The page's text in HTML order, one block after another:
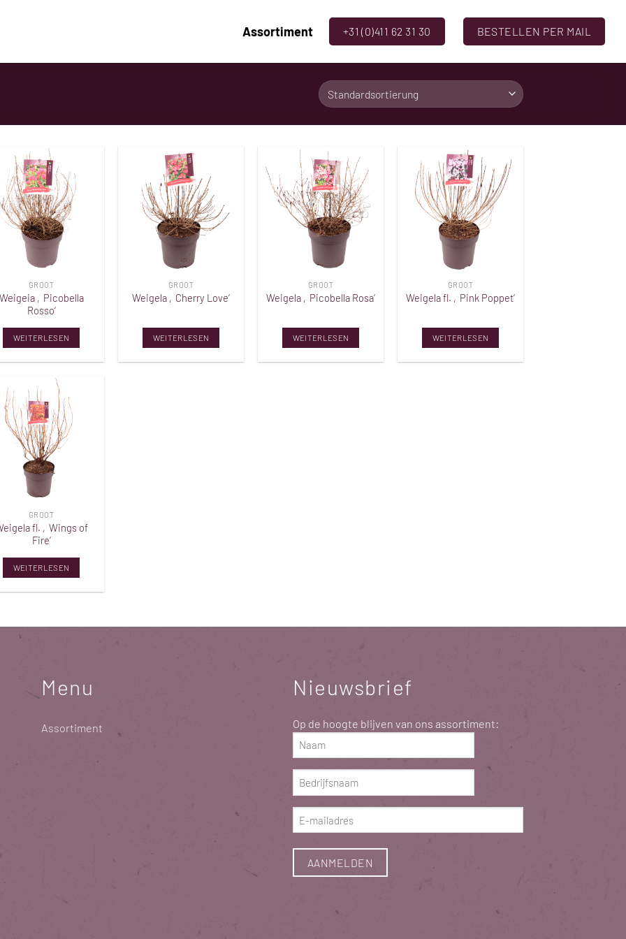
Assortiment +31 (0)411 62 31 30 BESTELLEN PER MAIL
Toevoegen
aan
verlanglijst
GROOT
‚Picobella
Rosso‘
WEITERLESEN
Toevoegen
aan
verlanglijst
GROOT
Weigela ‚Cherry Love‘
WEITERLESEN
Toevoegen
aan
verlanglijst
GROOT
Weigela ‚Picobella Rosa‘
WEITERLESEN
Toevoegen
aan
verlanglijst
GROOT
Weigela fl. ‚Pink Poppet‘
WEITERLESEN
Toevoegen
aan
verlanglijst
GROOT
fl. ‚Wings of
Fire‘
WEITERLESEN
Menu
Assortiment
Nieuwsbrief
Op de hoogte blijven van ons assortiment:
Naam
(erforderlich)
Bedrijfsnaam
(erforderlich)
E-
mailadres
(erforderlich)